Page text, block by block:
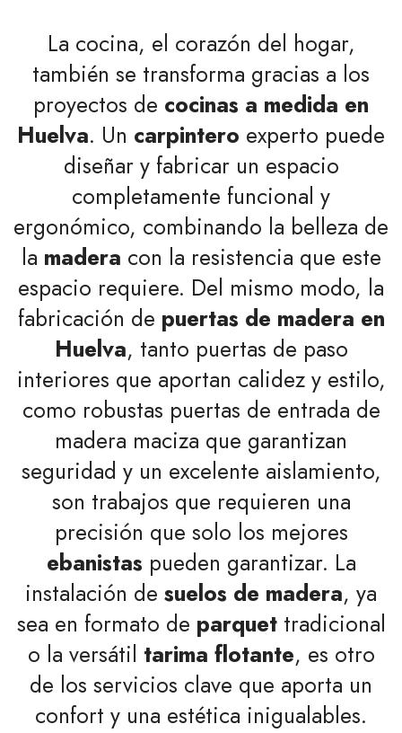
La cocina, el corazón del hogar,
también se transforma gracias a los
proyectos de cocinas a medida en
Huelva. Un carpintero experto puede
diseñar y fabricar un espacio
completamente funcional y
ergonómico, combinando la belleza de
la madera con la resistencia que este
espacio requiere. Del mismo modo, la
fabricación de puertas de madera en
Huelva, tanto puertas de paso
interiores que aportan calidez y estilo,
como robustas puertas de entrada de
madera maciza que garantizan
seguridad y un excelente aislamiento,
son trabajos que requieren una
precisión que solo los mejores
ebanistas pueden garantizar. La
instalación de suelos de madera, ya
sea en formato de parquettradicional
o la versátil tarima flotante, es otro
de los servicios clave que aporta un
confort y una estética inigualables.